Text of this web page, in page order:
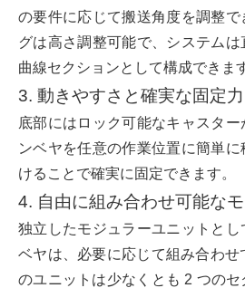
の要件に応じて搬送角度を調整
グは高さ調整可能で、システム
曲線セクションとして構成できま
3. 動きやすさと確実な固定力
底部にはロック可能なキャスタ
ンベヤを任意の作業位置に簡単
けることで確実に固定できます。
4. 自由に組み合わせ可能な
独立したモジュラーユニットと
ベヤは、必要に応じて組み合わせ
のユニットは少なくとも 2 つのセ